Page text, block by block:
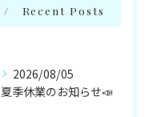
Recent Posts
2026/08/05
夏季休業のお知らせ📣